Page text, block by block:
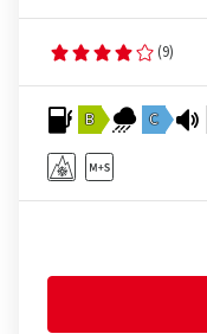
(9)
B C